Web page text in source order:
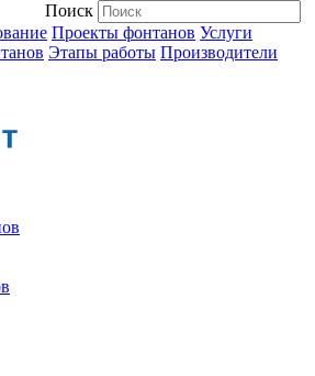
Поиск
Проекты фонтанов Услуги
Этапы работы Производители